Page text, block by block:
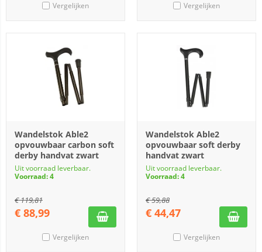
Vergelijken Vergelijken
Wandelstok Able2
opvouwbaar carbon soft
derby handvat zwart
Uit voorraad leverbaar.
Voorraad: 4
€119,81
€ 88,99
Vergelijken
Wandelstok Able2
opvouwbaar soft derby
handvat zwart
Uit voorraad leverbaar.
Voorraad: 4
€59,88
€ 44,47
Vergelijken